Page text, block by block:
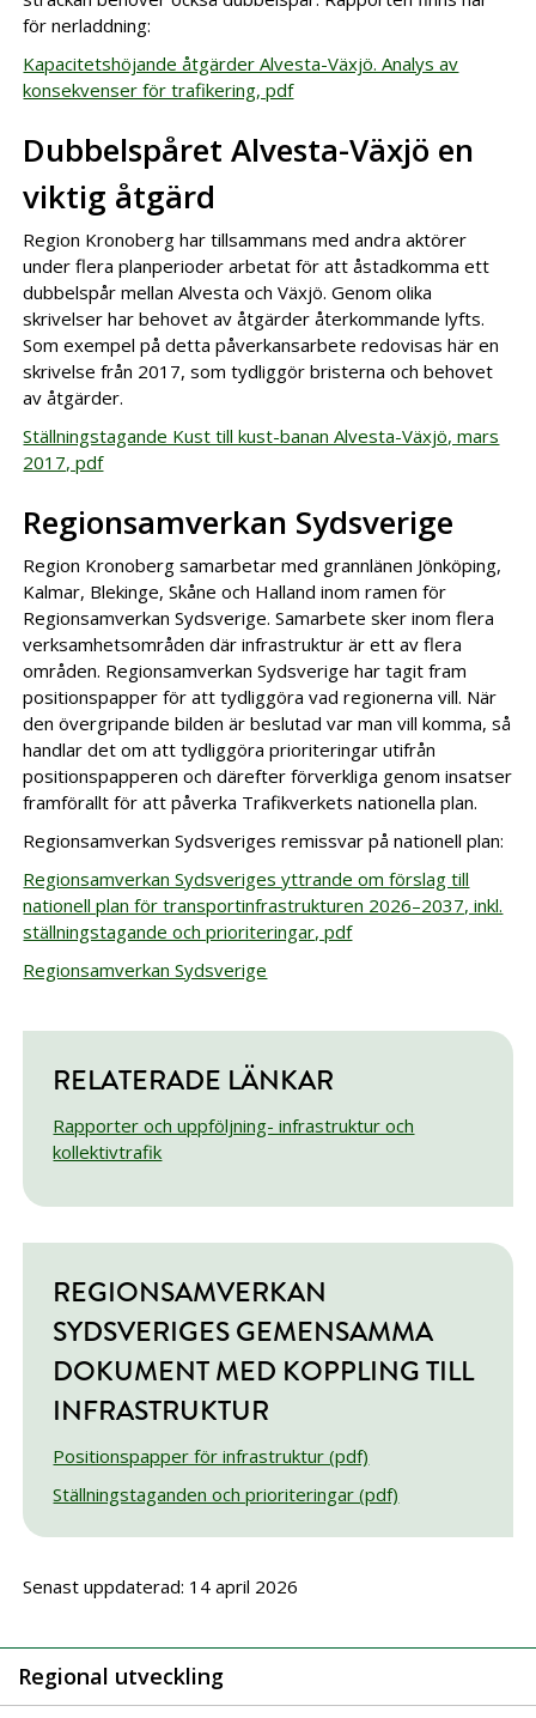
för nerladdning:
Kapacitetshöjande åtgärder Alvesta-Växjö. Analys av
konsekvenser för trafikering, pdf
Dubbelspåret Alvesta-Växjö en
viktig åtgärd
Region Kronoberg har tillsammans med andra aktörer
under flera planperioder arbetat för att åstadkomma ett
dubbelspår mellan Alvesta och Växjö. Genom olika
skrivelser har behovet av åtgärder återkommande lyfts.
Som exempel på detta påverkansarbete redovisas här en
skrivelse från 2017, som tydliggör bristerna och behovet
av åtgärder.
Ställningstagande Kust till kust-banan Alvesta-Växjö, mars
2017, pdf
Regionsamverkan Sydsverige
Region Kronoberg samarbetar med grannlänen Jönköping,
Kalmar, Blekinge, Skåne och Halland inom ramen för
Regionsamverkan Sydsverige. Samarbete sker inom flera
verksamhetsområden där infrastruktur är ett av flera
områden. Regionsamverkan Sydsverige har tagit fram
positionspapper för att tydliggöra vad regionerna vill. När
den övergripande bilden är beslutad var man vill komma, så
handlar det om att tydliggöra prioriteringar utifrån
positionspapperen och därefter förverkliga genom insatser
framförallt för att påverka Trafikverkets nationella plan.
Regionsamverkan Sydsveriges remissvar på nationell plan:
Regionsamverkan Sydsveriges yttrande om förslag till
nationell plan för transportinfrastrukturen 2026–2037, inkl.
ställningstagande och prioriteringar, pdf
Regionsamverkan Sydsverige
RELATERADE LÄNKAR
Rapporter och uppföljning- infrastruktur och
kollektivtrafik
REGIONSAMVERKAN
SYDSVERIGES GEMENSAMMA
DOKUMENT MED KOPPLING TILL
INFRASTRUKTUR
Positionspapper för infrastruktur (pdf)
Ställningstaganden och prioriteringar (pdf)
Senast uppdaterad: 14 april 2026
Regional utveckling